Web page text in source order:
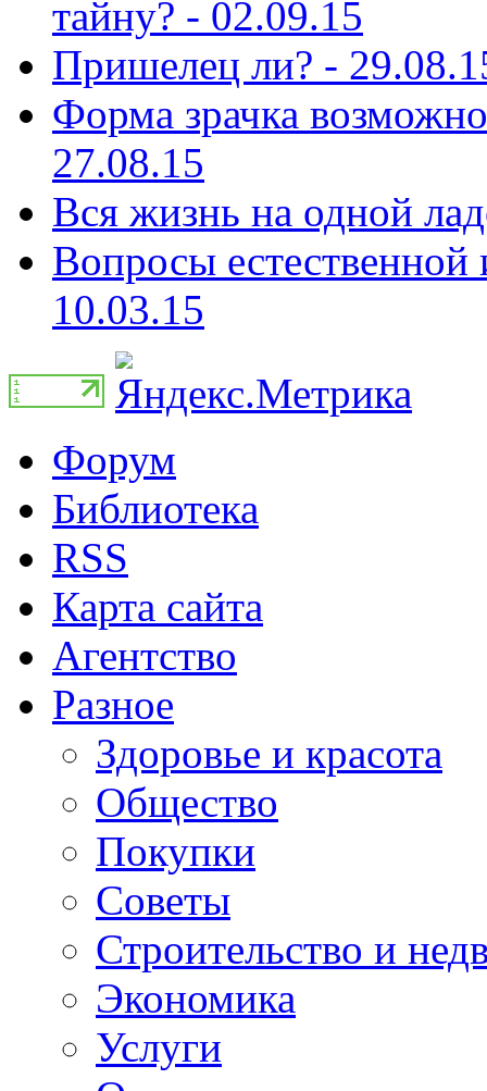
тайну? - 02.09.15
Пришелец ли? -
Форма зрачка
27.08.15
Вся жизнь на одной
Вопросы естественной
10.03.15
Форум
Библиотека
RSS
Карта сайта
Агентство
Разное
Здоровье и красота
Общество
Покупки
Советы
Строительство и
Экономика
Услуги